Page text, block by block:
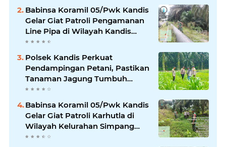
Babinsa Koramil 05/Pwk Kandis
Gelar Giat Patroli Pengamanan
Line Pipa di Wilayah Kandis
Kandis
Polsek Kandis Perkuat
Pendampingan Petani, Pastikan
Tanaman Jagung Tumbuh
Optimal Dukung Swasembada
Pangan Nasional
Babinsa Koramil 05/Pwk Kandis
Gelar Giat Patroli Karhutla di
Wilayah Kelurahan Simpang
Belutu